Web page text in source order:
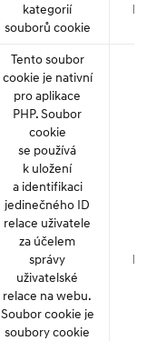
kategorií
souborů cookie
Tento soubor
cookie je nativní
pro aplikace
PHP. Soubor
cookie
se používá
k uložení
a identifikaci
jedinečného ID
relace uživatele
za účelem
správy
uživatelské
relace na webu.
Soubor cookie je
soubory cookie